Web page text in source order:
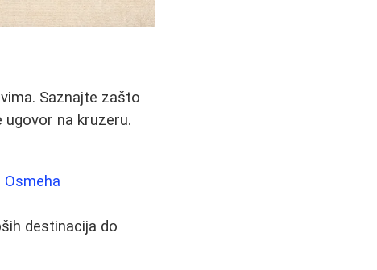
Saznajte zašto
na kruzeru.
destinacija do